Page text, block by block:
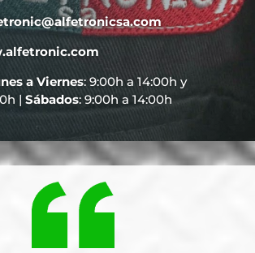
a Viernes: 9:00h a 14:00h y
| Sábados: 9:00h a 14:00h